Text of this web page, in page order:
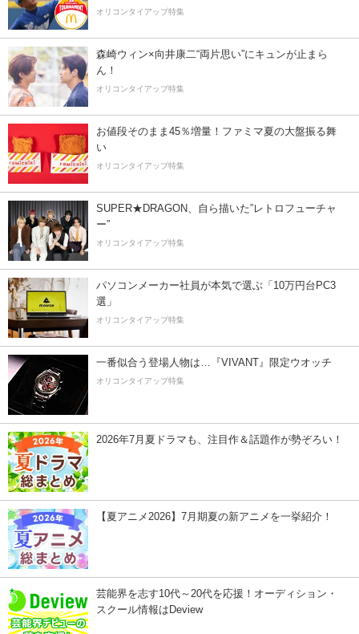
オリコンタイアップ特集
森崎ウィン×向井康二“両片思い”にキュンが止まら
ん！
オリコンタイアップ特集
お値段そのまま45％増量！ファミマ夏の大盤振る舞
い
オリコンタイアップ特集
SUPER★DRAGON、自ら描いた”レトロフューチャ
ー”
オリコンタイアップ特集
パソコンメーカー社員が本気で選ぶ「10万円台PC3
選」
オリコンタイアップ特集
一番似合う登場人物は…『VIVANT』限定ウオッチ
オリコンタイアップ特集
2026年7月夏ドラマも、注目作＆話題作が勢ぞろい！
【夏アニメ2026】7月期夏の新アニメを一挙紹介！
芸能界を志す10代～20代を応援！オーディション・
スクール情報はDeview